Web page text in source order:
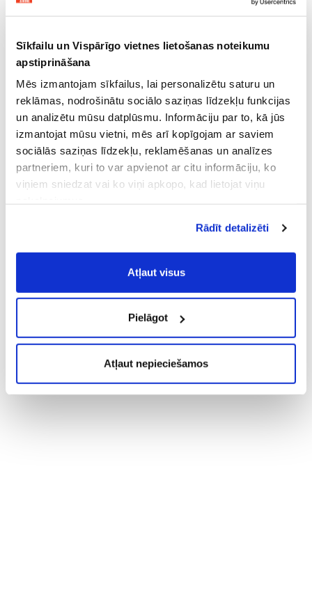
Sīkfailu un Vispārīgo vietnes lietošanas noteikumu
apstiprināšana
Mēs izmantojam sīkfailus, lai personalizētu saturu un
reklāmas, nodrošinātu sociālo saziņas līdzekļu funkcijas
un analizētu mūsu datplūsmu. Informāciju par to, kā jūs
izmantojat mūsu vietni, mēs arī kopīgojam ar saviem
sociālās saziņas līdzekļu, reklamēšanas un analīzes
partneriem, kuri to var apvienot ar citu informāciju, ko
viņiem sniedzat vai ko viņi apkopo, kad lietojat viņu
Vispārīgiem vietnes lietošanas
noteikumiem(saīsināti - VVLN).
Rādīt detalizēti
Atļaut visus
Pielāgot
Atļaut nepieciešamos